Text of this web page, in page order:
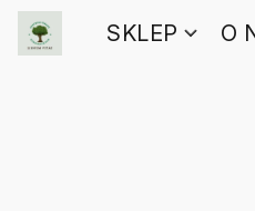
SKLEP O